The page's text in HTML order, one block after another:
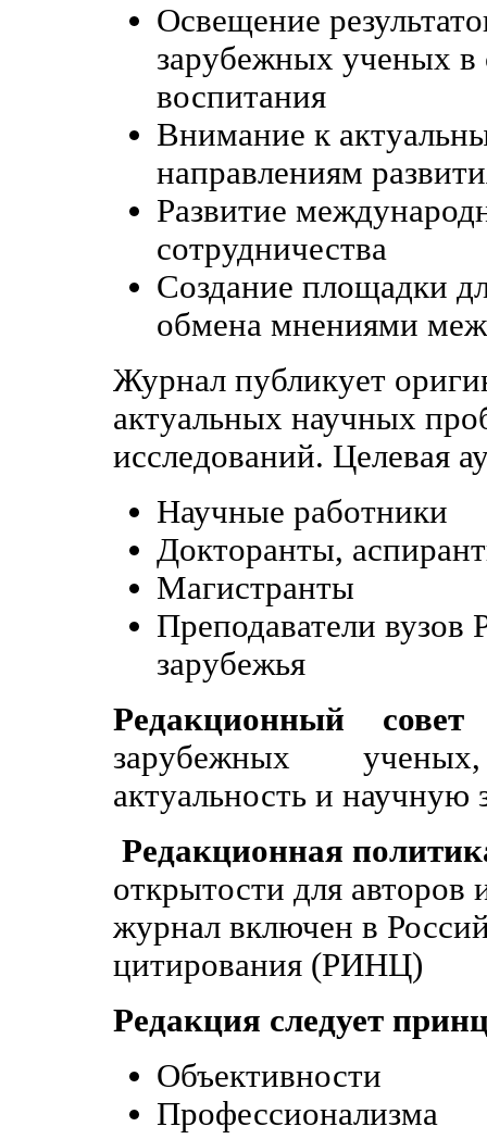
Освещение
зарубежных ученых в
воспитания
Внимание к
направлениям
Развитие
сотрудничества
Создание площадки
обмена мнениями
Журнал публикует
актуальных научных
исследований. Целевая
Научные работники
Докторанты,
Магистранты
Преподаватели
зарубежья
Редакционный совет
зарубежных
актуальность и научную
Редакционная
открытости для авторов
журнал включен в
цитирования (РИНЦ)
Редакция следует
Объективности
Профессионализма